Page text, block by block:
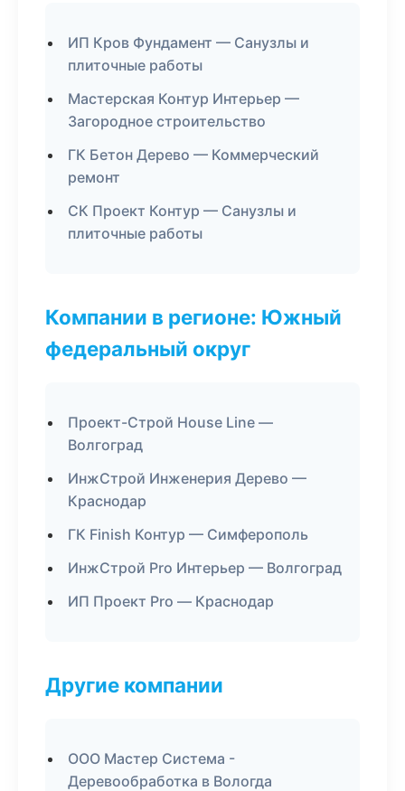
ИП Кров Фундамент — Санузлы и
плиточные работы
Мастерская Контур Интерьер —
Загородное строительство
ГК Бетон Дерево — Коммерческий
ремонт
СК Проект Контур — Санузлы и
плиточные работы
Компании в регионе: Южный
федеральный округ
Проект-Строй House Line —
Волгоград
ИнжСтрой Инженерия Дерево —
Краснодар
ГК Finish Контур — Симферополь
ИнжСтрой Pro Интерьер — Волгоград
ИП Проект Pro — Краснодар
Другие компании
ООО Мастер Система -
Деревообработка в Вологда